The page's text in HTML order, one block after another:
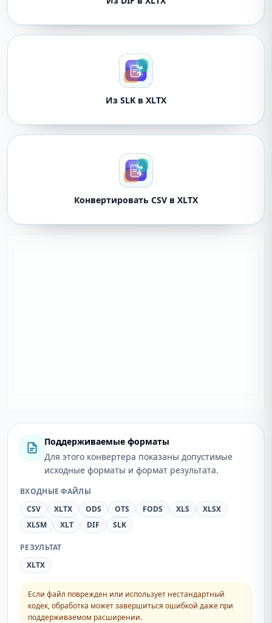
Из SLK в XLTX
Конвертировать CSV в XLTX
Поддерживаемые форматы
Для этого конвертера показаны допустимые
исходные форматы и формат результата.
ВХОДНЫЕ ФАЙЛЫ
CSV
XLTX ODS OTS FODS XLS
XLSX
XLSM
XLT DIF SLK
РЕЗУЛЬТАТ
XLTX
Если файл поврежден или использует нестандартный
кодек, обработка может завершиться ошибкой даже при
поддерживаемом расширении.